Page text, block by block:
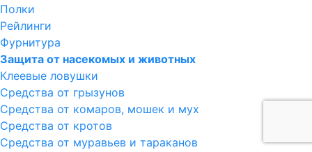
Полки
Рейлинги
Фурнитура
Защита от насекомых и животных
Клеевые ловушки
Средства от грызунов
Средства от комаров, мошек и мух
Средства от кротов
Средства от муравьев и тараканов